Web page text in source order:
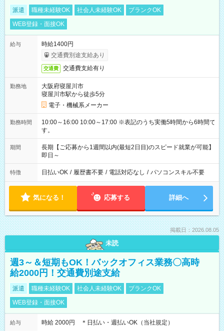
派遣 職種未経験OK 社会人未経験OK
ブランクOK
WEB登録・面接OK
給与
時給1400円
交通費別途支給あり
交通費 交通費支給有り
勤務地
大阪府寝屋川市
寝屋川市駅から徒歩5分
電子・機械系メーカー
勤務時間
10:00～16:00 10:00～17:00 ※表記のうち実働5時間から6時間で
す。
期間
長期【ご応募から1週間以内(最短2日目)のスピード就業が可能】
即日～
特徴 日払いOK / 履歴書不要 / 電話対応なし / パソコンスキル不要
気になる！ 応募する 詳細へ
掲載日：2026.08.05
未読
週3～＆短期もOK！バックオフィス業務〇高時
給2000円！交通費別途支給
派遣 職種未経験OK 社会人未経験OK
ブランクOK
WEB登録・面接OK
給与 時給 2000円 ＊日払い・週払いOK（当社規定）